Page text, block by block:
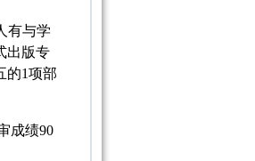
有与学
出版专
的1项部
成绩90